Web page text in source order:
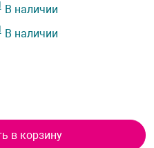
В наличии
В наличии
в корзину